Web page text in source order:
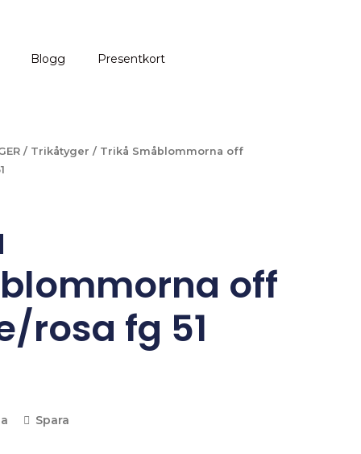
Blogg Presentkort
/ Trikåtyger / Trikå Småblommorna off
off
rosa fg 51
Spara